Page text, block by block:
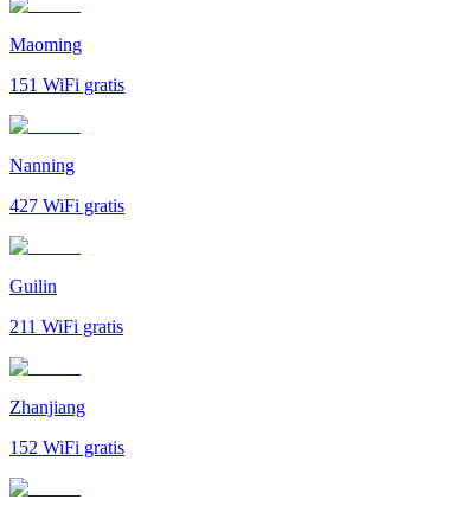
Maoming
151 WiFi gratis
Nanning
427 WiFi gratis
Guilin
211 WiFi gratis
Zhanjiang
152 WiFi gratis